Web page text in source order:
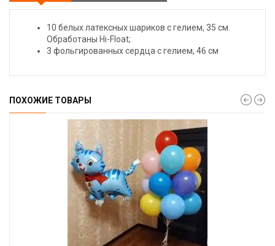
10 белых латексных шариков с гелием, 35 см.
Обработаны Hi-Float;
3 фольгированных сердца с гелием, 46 см
ПОХОЖИЕ ТОВАРЫ